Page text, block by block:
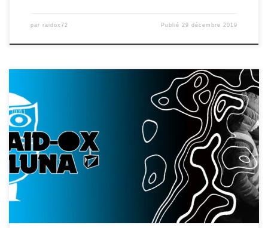
par raidox72 Publié29 décembre 2019
Retrouvez tous les résultats et films des éditions du Raid-Ox Luna
en cliquant sur l’image ci -dessous : […]